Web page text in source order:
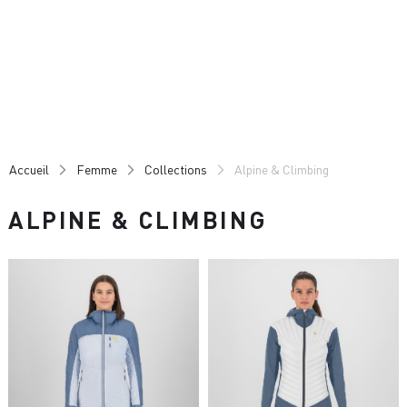
directement
Accueil Femme Collections Alpine & Climbing
ALPINE & CLIMBING